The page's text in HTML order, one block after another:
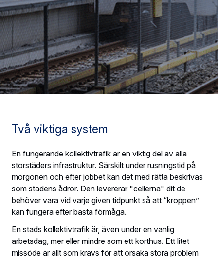
Två viktiga system
En fungerande kollektivtrafik är en viktig del av alla
storstäders infrastruktur. Särskilt under rusningstid på
morgonen och efter jobbet kan det med rätta beskrivas
som stadens ådror. Den levererar "cellerna" dit de
behöver vara vid varje given tidpunkt så att “kroppen”
kan fungera efter bästa förmåga.
En stads kollektivtrafik är, även under en vanlig
arbetsdag, mer eller mindre som ett korthus. Ett litet
missöde är allt som krävs för att orsaka stora problem